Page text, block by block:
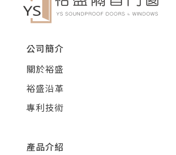
公司簡介
關於裕盛
裕盛沿革
專利技術
產品介紹